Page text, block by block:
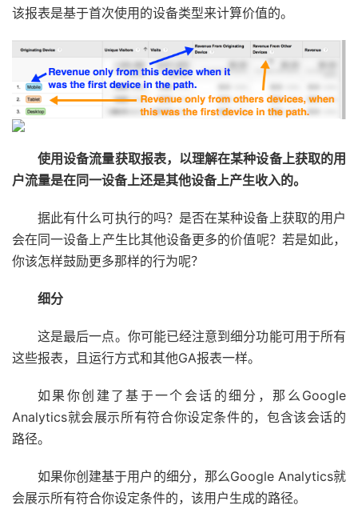
该报表是基于首次使用的设备类型来计算价值的。
使用设备流量获取报表，以理解在某种设备上获取的用
户流量是在同一设备上还是其他设备上产生收入的。
据此有什么可执行的吗？是否在某种设备上获取的用户
会在同一设备上产生比其他设备更多的价值呢？若是如此，
你该怎样鼓励更多那样的行为呢？
细分
这是最后一点。你可能已经注意到细分功能可用于所有
这些报表，且运行方式和其他GA报表一样。
如果你创建了基于一个会话的细分，那么Google
Analytics就会展示所有符合你设定条件的，包含该会话的
路径。
如果你创建基于用户的细分，那么Google Analytics就
会展示所有符合你设定条件的，该用户生成的路径。